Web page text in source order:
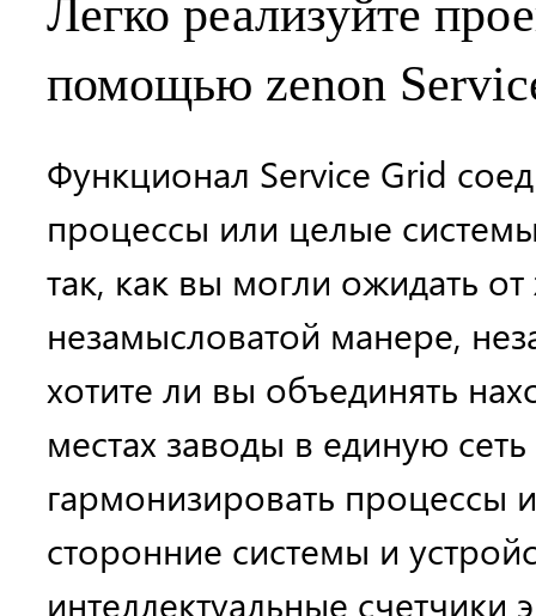
Легко реализуйте
помощью zenon
Функционал Service Grid
процессы или целые
так, как вы могли ожидать
незамысловатой манере,
хотите ли вы объединять
местах заводы в единую
гармонизировать процессы
сторонние системы и
интеллектуальные счетчики